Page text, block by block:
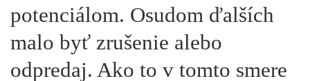
potenciálom. Osudom ďalších
malo byť zrušenie alebo
odpredaj. Ako to v tomto smere